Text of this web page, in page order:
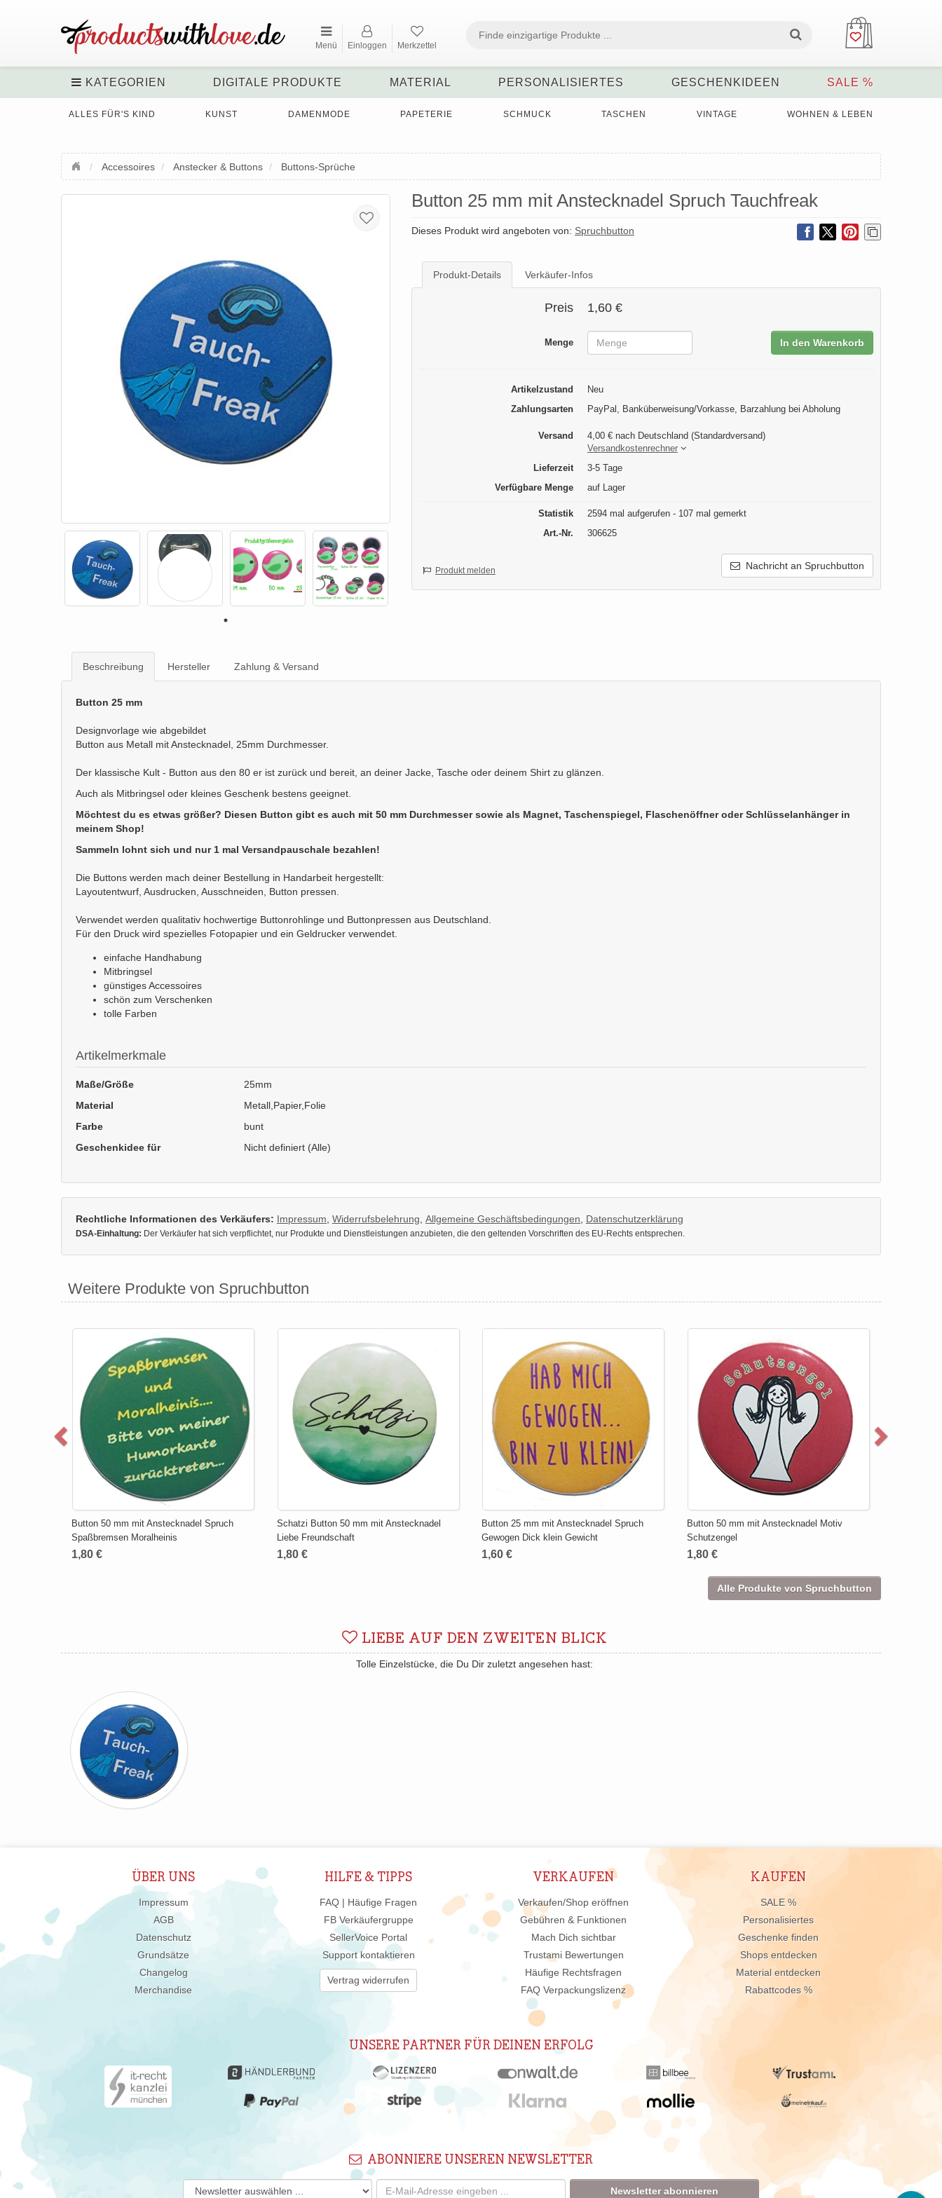
Menü Einloggen Merkzettel
KATEGORIEN DIGITALE PRODUKTE MATERIAL PERSONALISIERTES GESCHENKIDEEN SALE %
ALLES FÜR'S KIND KUNST DAMENMODE PAPETERIE SCHMUCK TASCHEN VINTAGE WOHNEN & LEBEN
Accessoires Anstecker & Buttons Buttons-Sprüche
Button 25 mm mit Anstecknadel Spruch Tauchfreak
Dieses Produkt wird angeboten von: Spruchbutton
Produkt-Details Verkäufer-Infos
Preis 1,60 €
Menge In den Warenkorb
Artikelzustand
Neu
Zahlungsarten
PayPal, Banküberweisung/Vorkasse, Barzahlung bei Abholung
Versand
4,00 € nach Deutschland (Standardversand)
Versandkostenrechner
Lieferzeit
3-5 Tage
Verfügbare Menge
auf Lager
Statistik
2594 mal aufgerufen - 107 mal gemerkt
Art.-Nr.
306625
Nachricht an Spruchbutton
Produkt melden
Beschreibung Hersteller Zahlung & Versand
Button 25 mm
Designvorlage wie abgebildet
Button aus Metall mit Anstecknadel, 25mm Durchmesser.
Der klassische Kult - Button aus den 80 er ist zurück und bereit, an deiner Jacke, Tasche oder deinem Shirt zu glänzen.
Auch als Mitbringsel oder kleines Geschenk bestens geeignet.
Möchtest du es etwas größer? Diesen Button gibt es auch mit 50 mm Durchmesser sowie als Magnet, Taschenspiegel, Flaschenöffner oder Schlüsselanhänger in
meinem Shop!
Sammeln lohnt sich und nur 1 mal Versandpauschale bezahlen!
Die Buttons werden mach deiner Bestellung in Handarbeit hergestellt:
Layoutentwurf, Ausdrucken, Ausschneiden, Button pressen.
Verwendet werden qualitativ hochwertige Buttonrohlinge und Buttonpressen aus Deutschland.
Für den Druck wird spezielles Fotopapier und ein Geldrucker verwendet.
einfache Handhabung
Mitbringsel
günstiges Accessoires
schön zum Verschenken
tolle Farben
Artikelmerkmale
Maße/Größe
25mm
Material
Metall,Papier,Folie
Farbe
bunt
Geschenkidee für
Nicht definiert (Alle)
Rechtliche Informationen des Verkäufers: Impressum Widerrufsbelehrung Allgemeine Geschäftsbedingungen Datenschutzerklärung
DSA-Einhaltung: Der Verkäufer hat sich verpflichtet, nur Produkte und Dienstleistungen anzubieten, die den geltenden Vorschriften des EU-Rechts entsprechen.
Weitere Produkte von Spruchbutton
Button 50 mm mit Anstecknadel Spruch
Spaßbremsen Moralheinis
1,80 €
Schatzi Button 50 mm mit Anstecknadel
Liebe Freundschaft
1,80 €
Button 25 mm mit Anstecknadel Spruch
Gewogen Dick klein Gewicht
1,60 €
Button 50 mm mit Anstecknadel Motiv
Schutzengel
1,80 €
Alle Produkte von Spruchbutton
LIEBE AUF DEN ZWEITEN BLICK
Tolle Einzelstücke, die Du Dir zuletzt angesehen hast:
ÜBER UNS
Impressum
AGB
Datenschutz
Grundsätze
Changelog
Merchandise
HILFE & TIPPS
FAQ | Häufige Fragen
FB Verkäufergruppe
SellerVoice Portal
Support kontaktieren
Vertrag widerrufen
VERKAUFEN
Verkaufen/Shop eröffnen
Gebühren & Funktionen
Mach Dich sichtbar
Trustami Bewertungen
Häufige Rechtsfragen
FAQ Verpackungslizenz
KAUFEN
SALE %
Personalisiertes
Geschenke finden
Shops entdecken
Material entdecken
Rabattcodes %
UNSERE PARTNER FÜR DEINEN ERFOLG
ABONNIERE UNSEREN NEWSLETTER
Newsletter abonnieren